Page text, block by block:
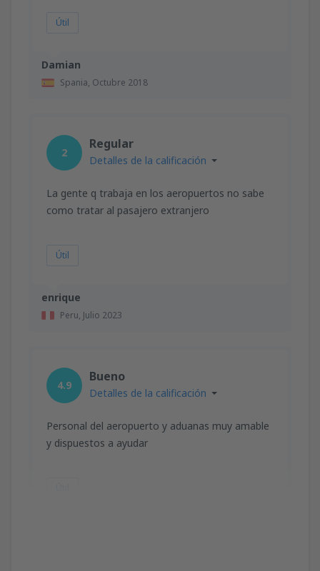
Damian
Spania, Octubre 2018
Útil
enrique
Peru, Julio 2023
2
Regular
Detalles de la calificación
La gente q trabaja en los aeropuertos no sabe
como tratar al pasajero extranjero
Útil
4.9
Bueno
Detalles de la calificación
Personal del aeropuerto y aduanas muy amable
y dispuestos a ayudar